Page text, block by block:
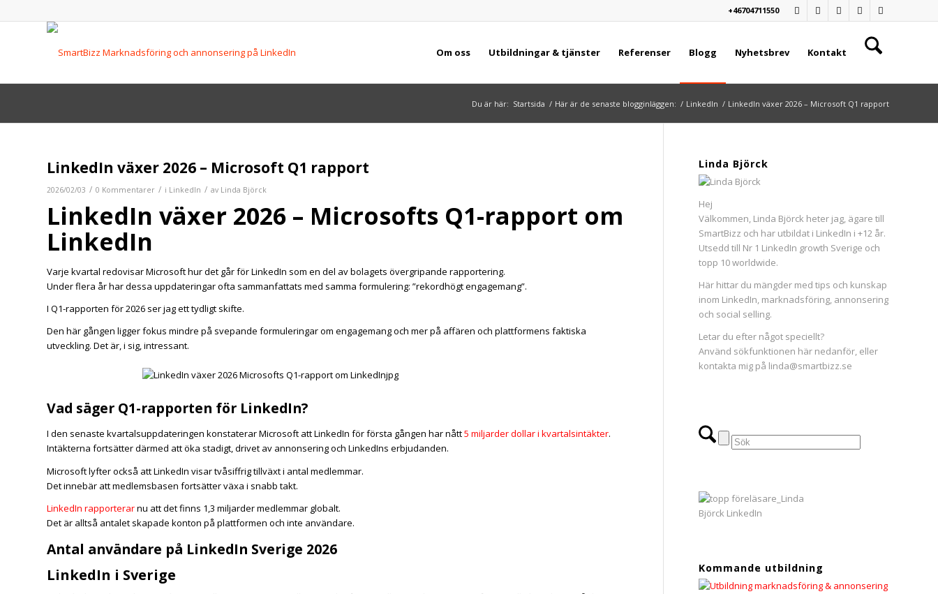
+46704711550
Om oss Utbildningar & tjänster Referenser Blogg Nyhetsbrev Kontakt
Du är här: Startsida / Här är de senaste blogginläggen: / LinkedIn / LinkedIn växer 2026 – Microsoft Q1 rapport
LinkedIn växer 2026 – Microsoft Q1 rapport
2026/02/03 / 0 Kommentarer / i LinkedIn / av Linda Björck
LinkedIn växer 2026 – Microsofts Q1-rapport om
LinkedIn
Varje kvartal redovisarMicrosofthur det går för LinkedIn som en del av bolagets övergripande rapportering.
Under flera år har dessa uppdateringar ofta sammanfattats med samma formulering: ”rekordhögt engagemang”.
I Q1-rapporten för 2026 ser jag ett tydligt skifte.
Den här gången ligger fokus mindre på svepande formuleringar om engagemang och mer på affären och plattformens faktiska
utveckling. Det är, i sig, intressant.
Vad säger Q1-rapporten för LinkedIn?
I den senaste kvartalsuppdateringen konstaterar Microsoft attLinkedIn för första gången har nått5 miljarder dollar i kvartalsintäkter.
Intäkterna fortsätter därmed att öka stadigt, drivet av annonsering och LinkedIns erbjudanden.
Microsoft lyfter också att LinkedIn visar tvåsiffrig tillväxt i antal medlemmar.
Det innebär att medlemsbasen fortsätter växa i snabb takt.
LinkedIn rapporterarnu att det finns 1,3 miljarder medlemmar globalt.
Det är alltså antalet skapade konton på plattformen och inte användare.
Antal användare på LinkedIn Sverige 2026
LinkedIn i Sverige
Linda Björck
Hej
Välkommen, Linda Björck heter jag, ägare till
SmartBizz och har utbildat i LinkedIn i +12 år.
Utsedd till Nr 1 LinkedIn growth Sverige och
topp 10 worldwide.
Här hittar du mängder med tips och kunskap
inom LinkedIn, marknadsföring, annonsering
och social selling.
Letar du efter något speciellt?
Använd sökfunktionen här nedanför, eller
kontakta mig på linda@smartbizz.se
Kommande utbildning